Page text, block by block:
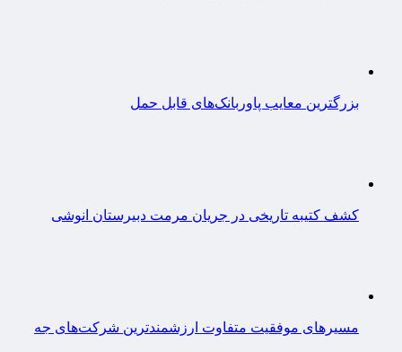
بزرگترین معایب پاوربانک‌های قابل حمل
کشف کتیبه تاریخی در جریان مرمت دبیرستان انوشی
مسیرهای موفقیت متفاوت ارزشمندترین شرکت‌های جه